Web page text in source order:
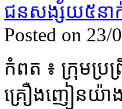
Posted on 23/
កំពត ៖ ក្រុម​ប្
គ្រឿងញៀន​យ៉ាង​ភ្